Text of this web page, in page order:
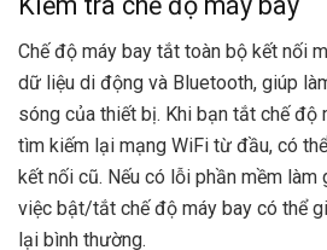
Chế độ máy bay tắt toàn bộ kết nối
dữ liệu di động và Bluetooth, giúp
sóng của thiết bị. Khi bạn tắt chế độ
tìm kiếm lại mạng WiFi từ đầu, có
kết nối cũ. Nếu có lỗi phần mềm
việc bật/tắt chế độ máy bay có thể
lại bình thường.